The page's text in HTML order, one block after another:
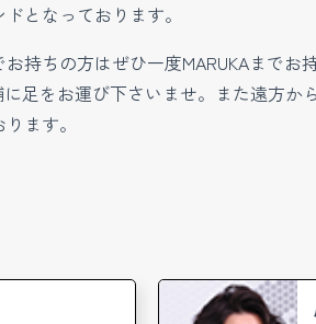
となっております。
ちの方はぜひ一度MARUKAまでお
足をお運び下さいませ。また遠方か
ます。